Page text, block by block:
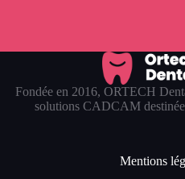
Fondée en 2016, ORTECH
solutions CADCAM
Mentions